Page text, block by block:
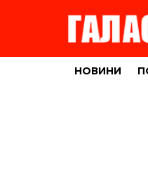
НОВИНИ